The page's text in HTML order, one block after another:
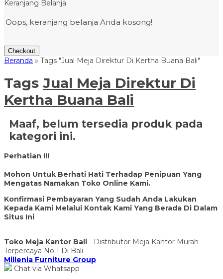
Keranjang Belanja
Oops, keranjang belanja Anda kosong!
Checkout
Beranda » Tags "Jual Meja Direktur Di Kertha Buana Bali"
Tags Jual Meja Direktur Di
Kertha Buana Bali
Maaf, belum tersedia produk pada
kategori ini.
Perhatian !!!
Mohon Untuk Berhati Hati Terhadap Penipuan Yang
Mengatas Namakan Toko Online Kami.
Konfirmasi Pembayaran Yang Sudah Anda Lakukan
Kepada Kami Melalui Kontak Kami Yang Berada Di Dalam
Situs Ini
Toko Meja Kantor Bali - Distributor Meja Kantor Murah
Terpercaya No 1 Di Bali
Millenia Furniture Group
Chat via Whatsapp